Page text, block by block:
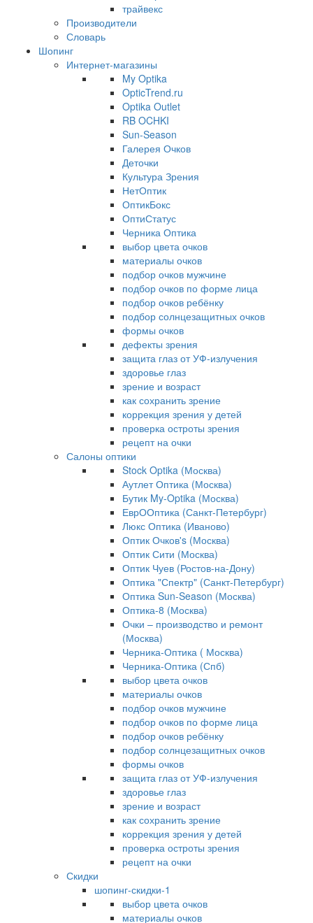
трайвекс
Производители
Словарь
Шопинг
Интернет-магазины
My Optika
OpticTrend.ru
Optika Outlet
RB OCHKI
Sun-Season
Галерея Очков
Деточки
Культура Зрения
НетОптик
ОптикБокс
ОптиСтатус
Черника Оптика
выбор цвета очков
материалы очков
подбор очков мужчине
подбор очков по форме лица
подбор очков ребёнку
подбор солнцезащитных очков
формы очков
дефекты зрения
защита глаз от УФ-излучения
здоровье глаз
зрение и возраст
как сохранить зрение
коррекция зрения у детей
проверка остроты зрения
рецепт на очки
Салоны оптики
Stock Optika (Москва)
Аутлет Оптика (Москва)
Бутик My-Optika (Москва)
ЕврООптика (Санкт-Петербург)
Люкс Оптика (Иваново)
Оптик Очков's (Москва)
Оптик Сити (Москва)
Оптик Чуев (Ростов-на-Дону)
Оптика "Спектр" (Санкт-Петербург)
Оптика Sun-Season (Москва)
Оптика-8 (Москва)
Очки – производство и ремонт
(Москва)
Черника-Оптика ( Москва)
Черника-Оптика (Спб)
выбор цвета очков
материалы очков
подбор очков мужчине
подбор очков по форме лица
подбор очков ребёнку
подбор солнцезащитных очков
формы очков
защита глаз от УФ-излучения
здоровье глаз
зрение и возраст
как сохранить зрение
коррекция зрения у детей
проверка остроты зрения
рецепт на очки
Скидки
шопинг-скидки-1
выбор цвета очков
материалы очков